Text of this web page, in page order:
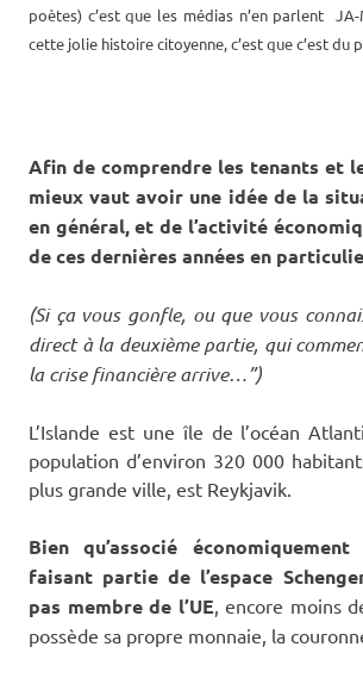
poètes) c’est que les médias n’en parlent JA-
cette jolie histoire citoyenne, c’est que c’est du
Afin de comprendre les tenants et
mieux vaut avoir une idée de la
en général, et de l’activité
de ces dernières années en
(Si ça vous gonfle, ou que vous
direct à la deuxième partie, qui
la crise financière arrive…”)
L’Islande est une île de l’océan
population d’environ 320 000
plus grande ville, est Reykjavik.
Bien qu’associé
faisant partie de l’espace
pas membre de l’UE , encore moins
possède sa propre monnaie, la